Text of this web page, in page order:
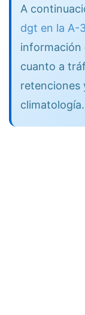
A
dgt en la A-
información
cuanto a
retenciones
climatología.